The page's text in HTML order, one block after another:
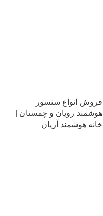
فروش انواع سنسور
هوشمند رویان و چمستان |
خانه هوشمند آریان